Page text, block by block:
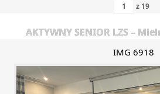
z 19
AKTYWNY SENIOR LZS –
IMG 6918